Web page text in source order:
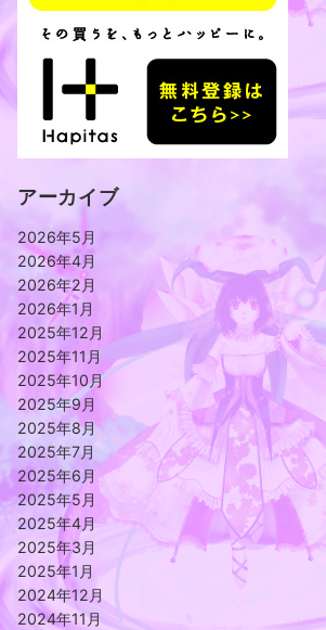
アーカイブ
2026年5月
2026年4月
2026年2月
2026年1月
2025年12月
2025年11月
2025年10月
2025年9月
2025年8月
2025年7月
2025年6月
2025年5月
2025年4月
2025年3月
2025年1月
2024年12月
2024年11月